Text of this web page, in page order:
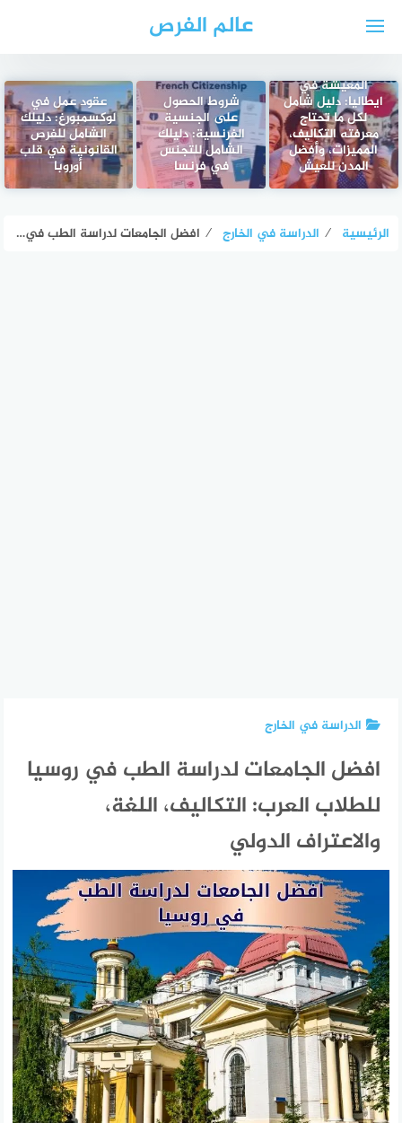
عالم الفرص
المعيشة في
ايطاليا: دليل شامل
لكل ما تحتاج
معرفته التكاليف،
المميزات، وأفضل
المدن للعيش
شروط الحصول
على الجنسية
الفرنسية: دليلك
الشامل للتجنس
في فرنسا
عقود عمل في
لوكسمبورغ: دليلك
الشامل للفرص
القانونية في قلب
أوروبا
الرئيسية ⁄ الدراسة في الخارج ⁄ افضل الجامعات لدراسة الطب في روسيا للطلاب العرب: التكاليف، اللغة، والاعتراف الدولي
الدراسة في الخارج
افضل الجامعات لدراسة الطب في روسيا
للطلاب العرب: التكاليف، اللغة،
والاعتراف الدولي